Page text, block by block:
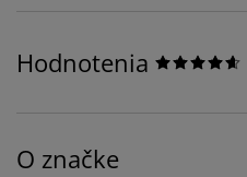
Hodnotenia
O značke